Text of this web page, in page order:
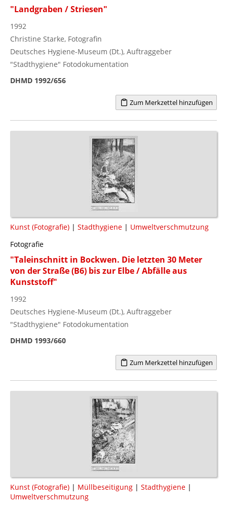
"Landgraben / Striesen"
1992
Christine Starke, Fotografin
Deutsches Hygiene-Museum (Dt.), Auftraggeber
"Stadthygiene" Fotodokumentation
DHMD 1992/656
Zum Merkzettel hinzufügen
Kunst (Fotografie) | Stadthygiene | Umweltverschmutzung
Fotografie
"Taleinschnitt in Bockwen. Die letzten 30 Meter
von der Straße (B6) bis zur Elbe / Abfälle aus
Kunststoff"
1992
Deutsches Hygiene-Museum (Dt.), Auftraggeber
"Stadthygiene" Fotodokumentation
DHMD 1993/660
Zum Merkzettel hinzufügen
Kunst (Fotografie) | Müllbeseitigung | Stadthygiene |
Umweltverschmutzung